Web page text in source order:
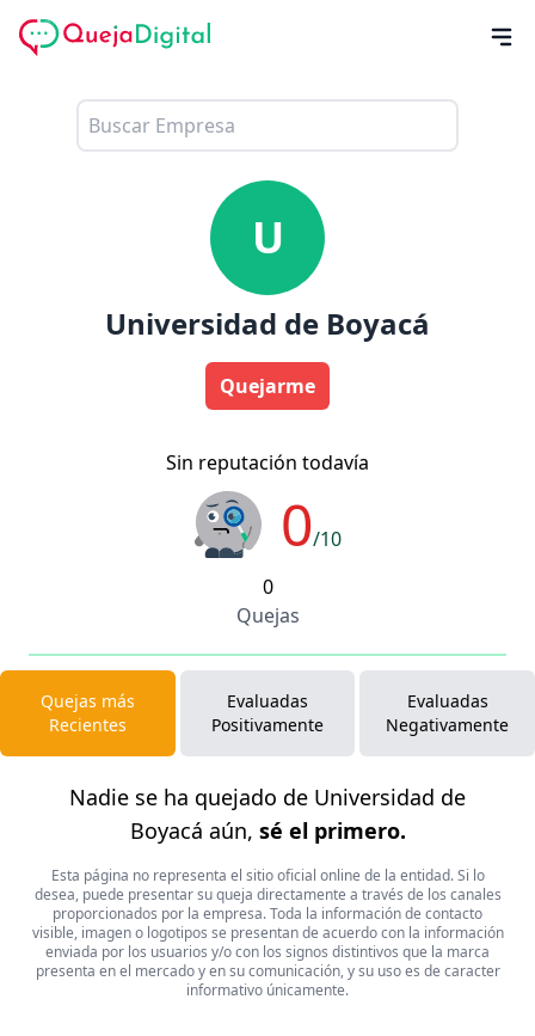
U
Universidad de Boyacá
Quejarme
Sin reputación todavía
0/10
0
Quejas
Quejas más
Recientes
Evaluadas
Positivamente
Evaluadas
Negativamente
Nadie se ha quejado de Universidad de
Boyacá aún, sé el primero.
Esta página no representa el sitio oficial online de la entidad. Si lo
desea, puede presentar su queja directamente a través de los canales
proporcionados por la empresa. Toda la información de contacto
visible, imagen o logotipos se presentan de acuerdo con la información
enviada por los usuarios y/o con los signos distintivos que la marca
presenta en el mercado y en su comunicación, y su uso es de caracter
informativo únicamente.